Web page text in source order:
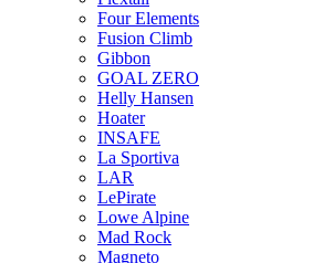
Four Elements
Fusion Climb
Gibbon
GOAL ZERO
Helly Hansen
Hoater
INSAFE
La Sportiva
LAR
LePirate
Lowe Alpine
Mad Rock
Magneto